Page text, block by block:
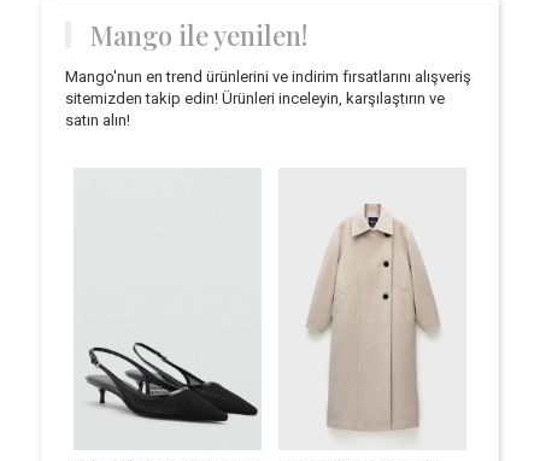
Mango ile yenilen!
Mango'nun en trend ürünlerini ve indirim fırsatlarını alışveriş
sitemizden takip edin! Ürünleri inceleyin, karşılaştırın ve
satın alın!